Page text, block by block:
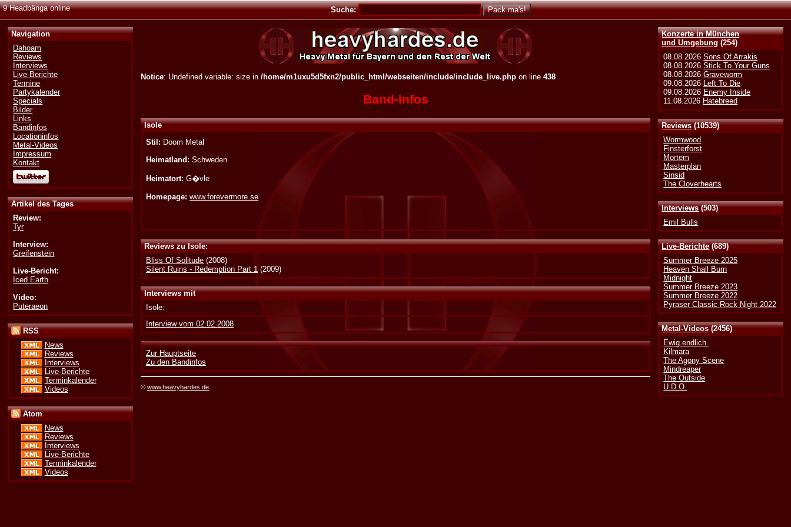
9 Headbänga online Suche:
Konzerte in München
und Umgebung (254)
08.08.2026Sons Of Arrakis
08.08.2026Stick To Your Guns
08.08.2026Graveworm
09.08.2026 Left To Die
09.08.2026 Enemy Inside
11.08.2026 Hatebreed
Reviews(10539)
Wormwood
Finsterforst
Mortem
Masterplan
Sinsid
The Cloverhearts
Interviews(503)
Emil Bulls
Live-Berichte(689)
Summer Breeze 2025
Heaven Shall Burn
Midnight
Summer Breeze 2023
Summer Breeze 2022
Pyraser Classic Rock Night 2022
Metal-Videos(2456)
Ewig.endlich.
Kilmara
The Agony Scene
Mindreaper
The Outside
U.D.O.
Navigation
Dahoam
Reviews
Interviews
Live-Berichte
Termine
Partykalender
Specials
Bilder
Links
Bandinfos
Locationinfos
Metal-Videos
Impressum
Kontakt
Artikel des Tages
Review:
Tyr
Interview:
Greifenstein
Live-Bericht:
Iced Earth
Video:
Puteraeon
RSS
News
Reviews
Interviews
Live-Berichte
Terminkalender
Videos
Atom
News
Reviews
Interviews
Live-Berichte
Terminkalender
Videos
Notice: Undefined variable: size in/home/m1uxu5d5fxn2/public_html/webseiten/include/include_live.php on line438
Band-Infos
Isole
Stil: Doom Metal
Heimatland: Schweden
Heimatort: G�vle
Homepage: www.forevermore.se
Reviews zu Isole:
Bliss Of Solitude (2008)
Silent Ruins - Redemption Part 1 (2009)
Interviews mit
Isole:
Interview vom 02.02.2008
Zur Hauptseite
Zu den Bandinfos
©www.heavyhardes.de